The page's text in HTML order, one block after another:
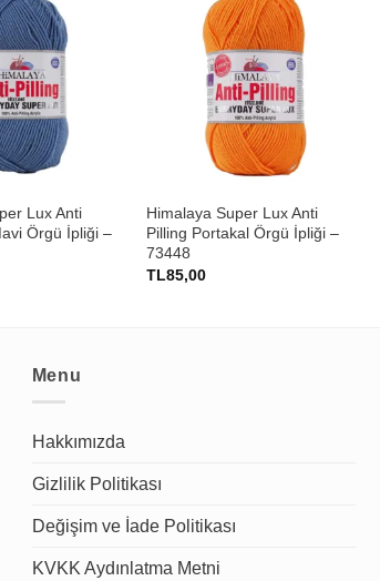
Lux Anti
Örgü İpliği –
Himalaya Super Lux Anti
Pilling Portakal Örgü İpliği –
73448
TL85,00
Menu
Hakkımızda
Gizlilik Politikası
Değişim ve İade Politikası
KVKK Aydınlatma Metni